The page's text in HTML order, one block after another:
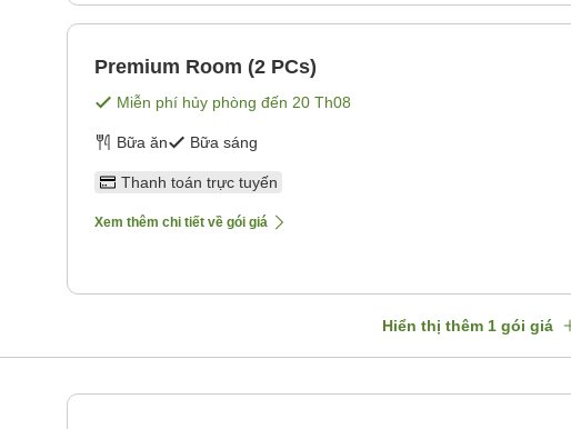
Premium Room (2 PCs)
Miễn phí hủy phòng đến 20 Th08
Bữa ăn Bữa sáng
Thanh toán trực tuyến
Xem thêm chi tiết về gói giá
Hiển thị thêm 1 gói giá